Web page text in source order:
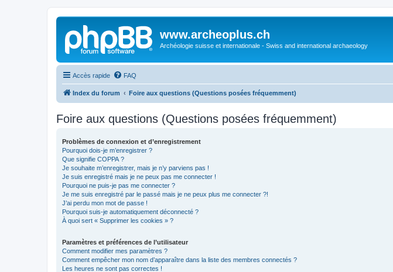
www.archeoplus.ch
Archéologie suisse et internationale - Swiss and international archaeology
Accès rapide FAQ
Index du forum Foire aux questions (Questions posées fréquemment)
Foire aux questions (Questions posées fréquemment)
Problèmes de connexion et d’enregistrement
Pourquoi dois-je m’enregistrer ?
Que signifie COPPA ?
Je souhaite m’enregistrer, mais je n’y parviens pas !
Je suis enregistré mais je ne peux pas me connecter !
Pourquoi ne puis-je pas me connecter ?
Je me suis enregistré par le passé mais je ne peux plus me connecter ?!
J’ai perdu mon mot de passe !
Pourquoi suis-je automatiquement déconnecté ?
À quoi sert « Supprimer les cookies » ?
Paramètres et préférences de l’utilisateur
Comment modifier mes paramètres ?
Comment empêcher mon nom d’apparaître dans la liste des membres connectés ?
Les heures ne sont pas correctes !